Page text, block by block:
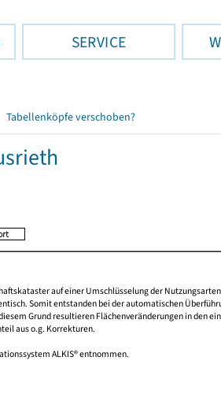
SERVICE
Tabellenköpfe verschoben?
auf einer Umschlüsselung der
Somit entstanden bei der automatischen
Grund resultieren Flächenveränderungen in den
aus o.g. Korrekturen.
ALKIS® entnommen.